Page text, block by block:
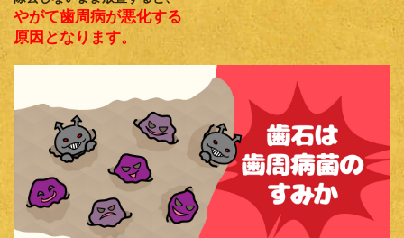
やがて歯周病が悪化する
原因となります。